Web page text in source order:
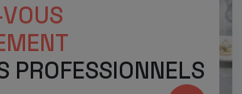
PROFESSIONNELS